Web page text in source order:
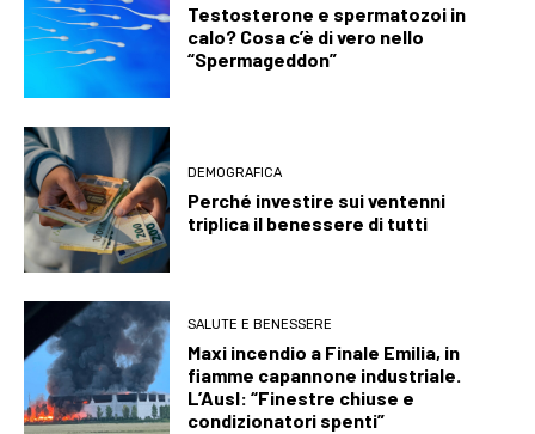
Testosterone e spermatozoi in
calo? Cosa c’è di vero nello
“Spermageddon”
DEMOGRAFICA
Perché investire sui ventenni
triplica il benessere di tutti
SALUTE E BENESSERE
Maxi incendio a Finale Emilia, in
fiamme capannone industriale.
L’Ausl: “Finestre chiuse e
condizionatori spenti”